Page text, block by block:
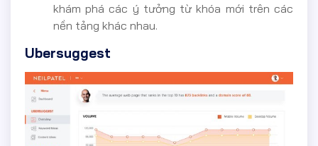
khám phá các ý tưởng từ khóa mới trên các
nền tảng khác nhau.
Ubersuggest